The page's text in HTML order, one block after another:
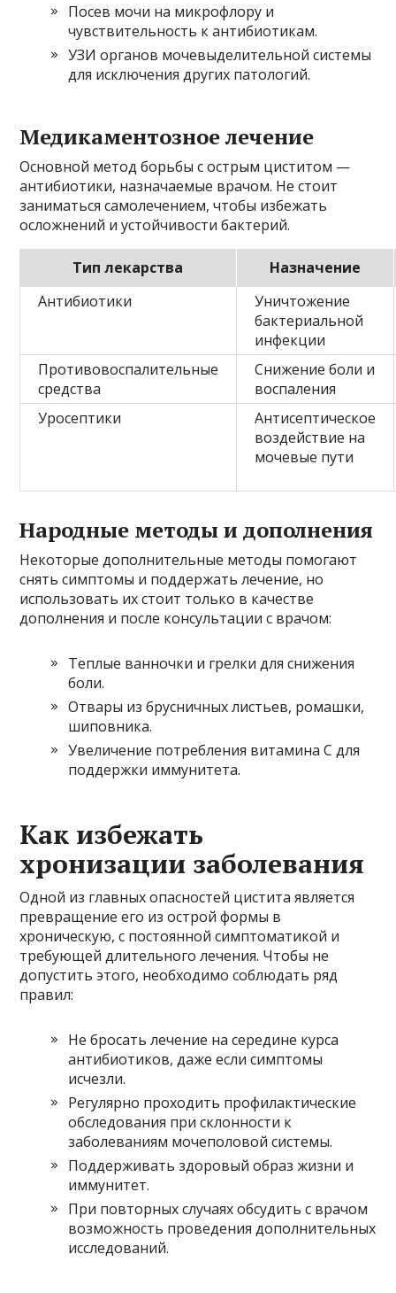
Посев мочи на микрофлору и
чувствительность к антибиотикам.
УЗИ органов мочевыделительной системы
для исключения других патологий.
Медикаментозное лечение
Основной метод борьбы с острым циститом —
антибиотики, назначаемые врачом. Не стоит
заниматься самолечением, чтобы избежать
осложнений и устойчивости бактерий.
Тип лекарства
Назначение
Антибиотики
Уничтожение
бактериальной
инфекции
Противовоспалительные
средства
Снижение боли и
воспаления
Уросептики
Антисептическое
воздействие на
мочевые пути
Народные методы и дополнения
Некоторые дополнительные методы помогают
снять симптомы и поддержать лечение, но
использовать их стоит только в качестве
дополнения и после консультации с врачом:
Теплые ванночки и грелки для снижения
боли.
Отвары из брусничных листьев, ромашки,
шиповника.
Увеличение потребления витамина С для
поддержки иммунитета.
Как избежать
хронизации заболевания
Одной из главных опасностей цистита является
превращение его из острой формы в
хроническую, с постоянной симптоматикой и
требующей длительного лечения. Чтобы не
допустить этого, необходимо соблюдать ряд
правил:
Не бросать лечение на середине курса
антибиотиков, даже если симптомы
исчезли.
Регулярно проходить профилактические
обследования при склонности к
заболеваниям мочеполовой системы.
Поддерживать здоровый образ жизни и
иммунитет.
При повторных случаях обсудить с врачом
возможность проведения дополнительных
исследований.